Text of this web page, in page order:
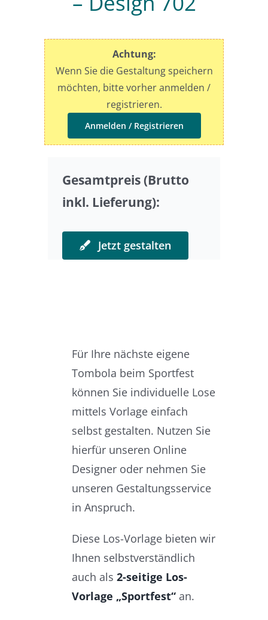
Sonderwünsche
Achtung:
Wenn Sie die Gestaltung speichern
möchten, bitte vorher anmelden /
registrieren.
Anmelden / Registrieren
Für Ihre nächste eigene
Tombola beim Sportfest
können Sie individuelle Lose
mittels Vorlage einfach
selbst gestalten. Nutzen Sie
hierfür unseren Online
Designer oder nehmen Sie
unseren Gestaltungsservice
in Anspruch.
Diese Los-Vorlage bieten wir
Ihnen selbstverständlich
auch als 2-seitige Los-
Vorlage „Sportfest“ an.
Gesamtpreis (Brutto
inkl. Lieferung):
Jetzt gestalten